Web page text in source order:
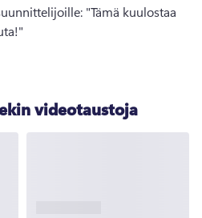
"Tämä kuulostaa
videotaustoja